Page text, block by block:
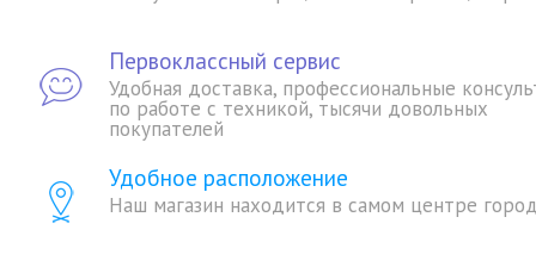
Первоклассный сервис
Удобная доставка, профессиональные
по работе с техникой, тысячи довольных
покупателей
Удобное расположение
Наш магазин находится в самом центре